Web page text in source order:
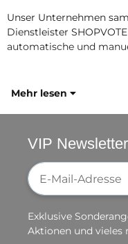
Unser Unternehmen
Dienstleister
automatische und
Mehr lesen
VIP Newsletter
Newsletter-
Exklusive
Aktionen und vieles